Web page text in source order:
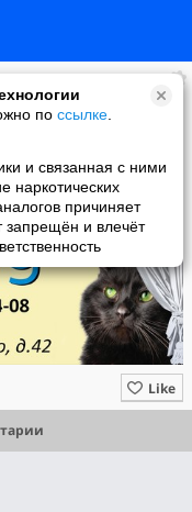
по ссылке
и связанная с ними
наркотических
причиняет
запрещён и влечёт
Like